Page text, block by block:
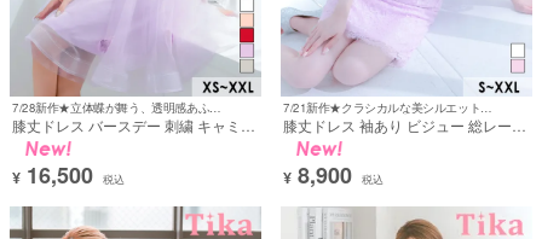
膝丈ドレス バースデー 刺繍 キャミソ
ール バタフライ キラキラ スパンコー
ル ラメ チュール 高身長 ラベンダー
紫 パープル XL XXL XSあり Aライン
ミモレ丈 キャバドレス (横田未来着
用) [tk-mdd6215a]
¥ 16,500 税込
膝丈ドレス 袖あり ビジュー 総レース
フェイクポケット 同伴 胸元カバー 高
身長 大人 上品 下着のまま 高身長 XL
XXL ラベンダー タイト キャバドレス
(若林萌々着用) [tk-mdd246420]
¥ 8,900 税込